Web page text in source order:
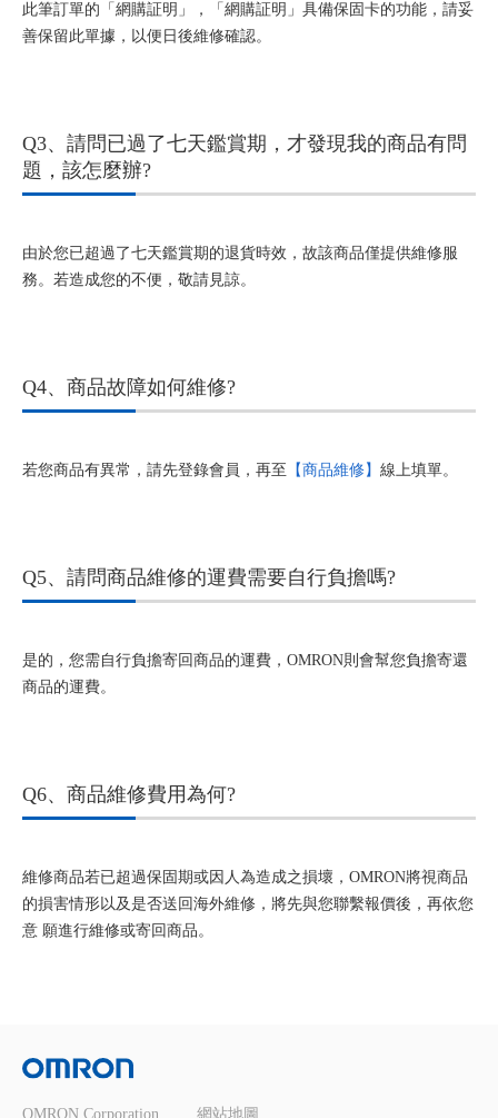
此筆訂單的「網購証明」，「網購証明」具備保固卡的功能，請妥
善保留此單據，以便日後維修確認。
Q3、請問已過了七天鑑賞期，才發現我的商品有問
題，該怎麼辦?
由於您已超過了七天鑑賞期的退貨時效，故該商品僅提供維修服
務。若造成您的不便，敬請見諒。
Q4、商品故障如何維修?
若您商品有異常，請先登錄會員，再至 【商品維修】 線上填單。
Q5、請問商品維修的運費需要自行負擔嗎?
是的，您需自行負擔寄回商品的運費，OMRON則會幫您負擔寄還
商品的運費。
Q6、商品維修費用為何?
維修商品若已超過保固期或因人為造成之損壞，OMRON將視商品
的損害情形以及是否送回海外維修，將先與您聯繫報價後，再依您
意 願進行維修或寄回商品。
OMRON Corporation 網站地圖